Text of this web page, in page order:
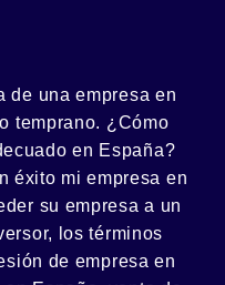
de unaempresa en
temprano. ¿Cómo
en España?
éxito mi empresa en
su empresa a un
, los términos
de empresa en